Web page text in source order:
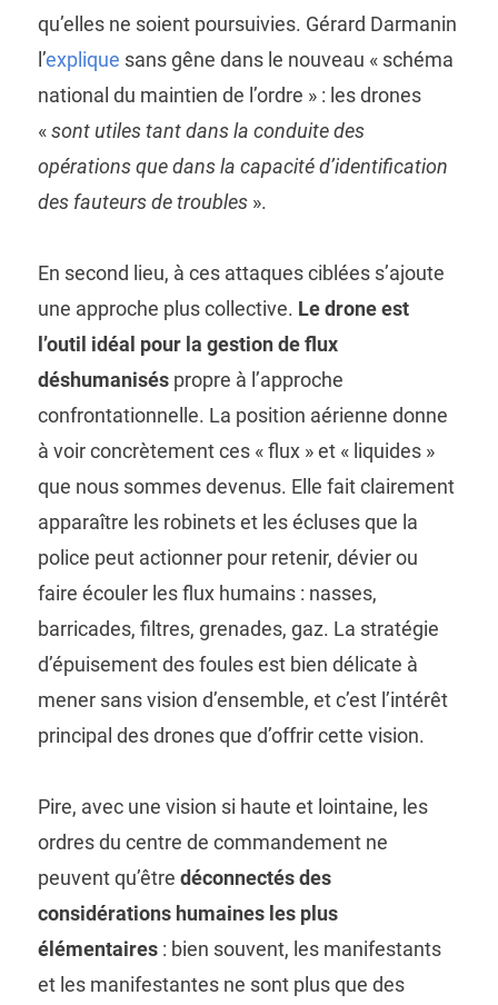
qu’elles ne soient poursuivies. Gérard Darmanin
l’explique sans gêne dans le nouveau « schéma
national du maintien de l’ordre » : les drones
«sont utiles tant dans la conduite des
opérations que dans la capacité d’identification
des fauteurs de troubles».
En second lieu, à ces attaques ciblées s’ajoute
une approche plus collective. Le drone est
l’outil idéal pour la gestion de flux
déshumaniséspropre à l’approche
confrontationnelle. La position aérienne donne
à voir concrètement ces « flux » et « liquides »
que nous sommes devenus. Elle fait clairement
apparaître les robinets et les écluses que la
police peut actionner pour retenir, dévier ou
faire écouler les flux humains : nasses,
barricades, filtres, grenades, gaz. La stratégie
d’épuisement des foules est bien délicate à
mener sans vision d’ensemble, et c’est l’intérêt
principal des drones que d’offrir cette vision.
Pire, avec une vision si haute et lointaine, les
ordres du centre de commandement ne
peuvent qu’être déconnectés des
considérations humaines les plus
élémentaires: bien souvent, les manifestants
et les manifestantes ne sont plus que des